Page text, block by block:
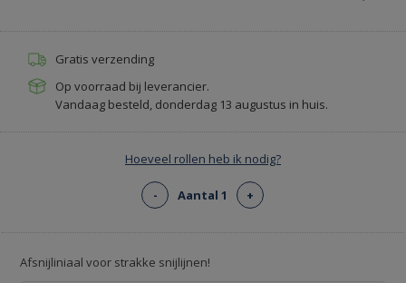
Gratis verzending
Op voorraad bij leverancier.
Vandaag besteld, donderdag 13 augustus in huis.
Hoeveel rollen heb ik nodig?
- Aantal 1 +
Afsnijliniaal voor strakke snijlijnen!